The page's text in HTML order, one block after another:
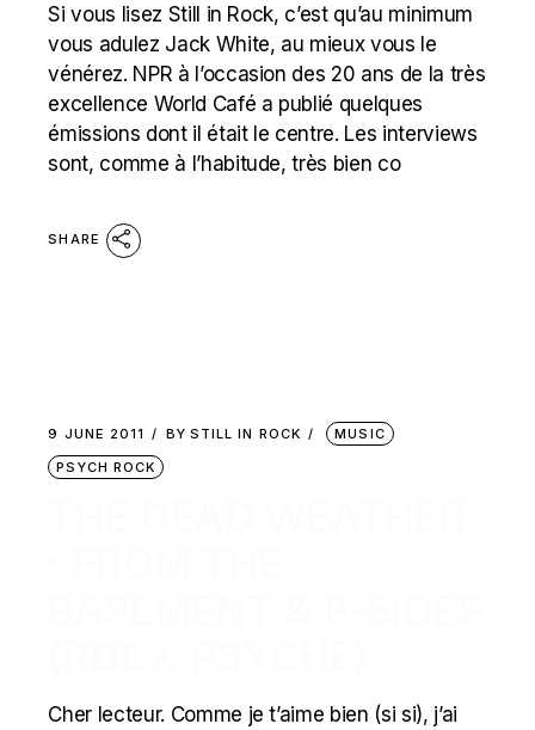
Si vous lisez Still in Rock, c’est qu’au minimum
vous adulez Jack White, au mieux vous le
vénérez. NPR à l’occasion des 20 ans de la très
excellence World Café a publié quelques
émissions dont il était le centre. Les interviews
sont, comme à l’habitude, très bien co
SHARE
9 JUNE 2011 BY STILL IN ROCK
MUSIC
PSYCH ROCK
Cher lecteur. Comme je t’aime bien (si si), j’ai